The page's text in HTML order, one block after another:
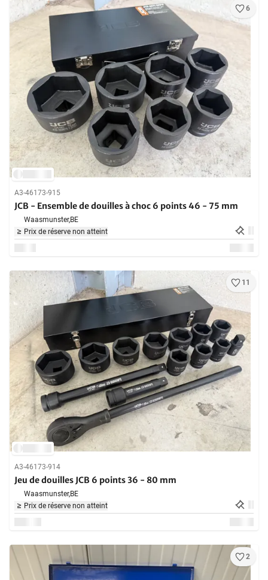
6
A3-46173-915
JCB - Ensemble de douilles à choc 6 points 46 - 75 mm
Waasmunster,BE
Prix de réserve non atteint
11
A3-46173-914
Jeu de douilles JCB 6 points 36 - 80 mm
Waasmunster,BE
Prix de réserve non atteint
2